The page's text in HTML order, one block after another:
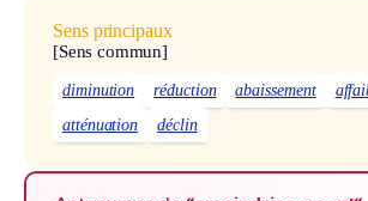
Sens principaux
[Sens commun]
diminution réduction abaissement
atténuation
déclin